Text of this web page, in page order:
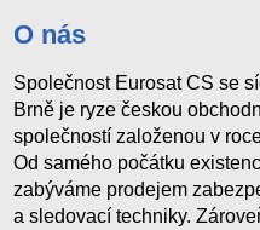
O nás
Společnost Eurosat CS se
Brně je ryze českou
společností založenou v
Od samého počátku
zabýváme prodejem
a sledovací techniky.